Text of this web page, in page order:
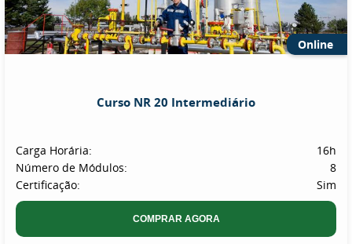
Online
Curso NR 20 Intermediário
Carga Horária:
16h
Número de Módulos:
8
Certificação:
Sim
COMPRAR AGORA